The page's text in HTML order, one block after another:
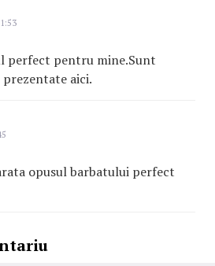
perfect pentru mine.Sunt
aici.
opusul barbatului perfect